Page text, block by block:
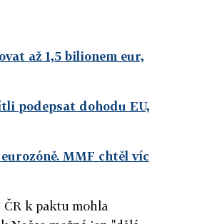
až 1,5 bilionem eur,
podepsat dohodu EU,
MMF chtěl víc
k paktu mohla